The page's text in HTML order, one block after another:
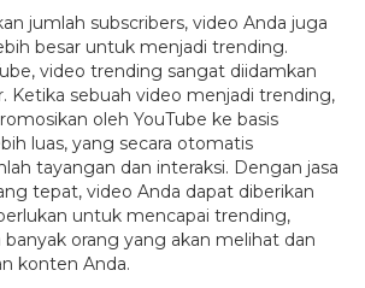
jumlah subscribers, video Anda juga
besar untuk menjadi trending.
video trending sangat diidamkan
Ketika sebuah video menjadi trending,
oleh YouTube ke basis
luas, yang secara otomatis
tayangan dan interaksi. Dengan jasa
tepat, video Anda dapat diberikan
untuk mencapai trending,
orang yang akan melihat dan
konten Anda.